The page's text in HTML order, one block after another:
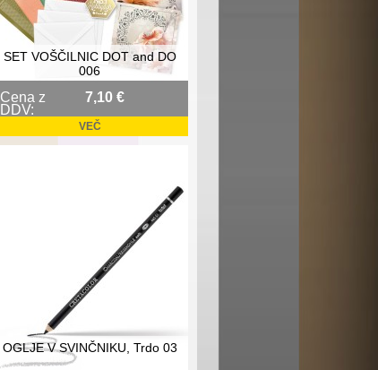
SET VOŠČILNIC DOT and DO
006
Cena z
DDV:
7,10 €
VEČ
OGLJE V SVINČNIKU, Trdo 03